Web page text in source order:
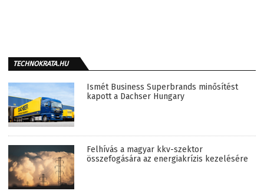
TECHNOKRATA.HU
Ismét Business Superbrands minősítést
kapott a Dachser Hungary
Felhívás a magyar kkv-szektor
összefogására az energiakrízis kezelésére